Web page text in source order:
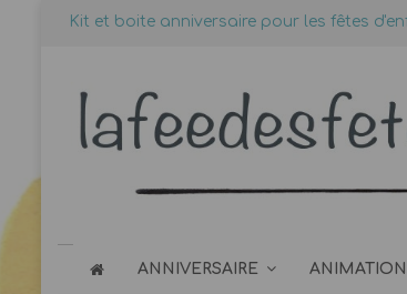
Kit et boite anniversaire pour les fêtes
ANNIVERSAIRE ANIMATION